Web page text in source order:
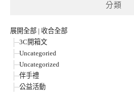
分類
展開全部 | 收合全部
3C開箱文
Uncategoried
Uncategorized
伴手禮
公益活動